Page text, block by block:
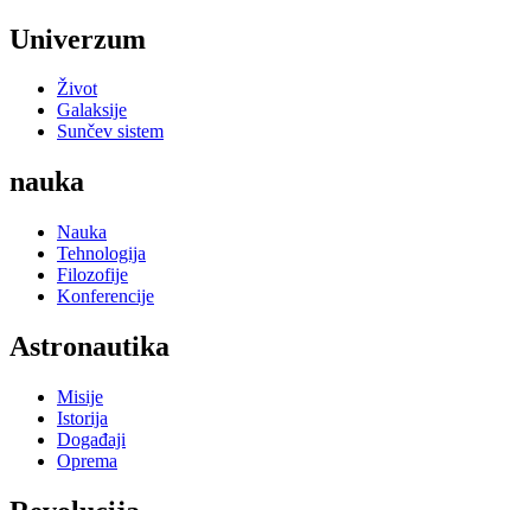
Univerzum
Život
Galaksije
Sunčev sistem
nauka
Nauka
Tehnologija
Filozofije
Konferencije
Astronautika
Misije
Istorija
Događaji
Oprema